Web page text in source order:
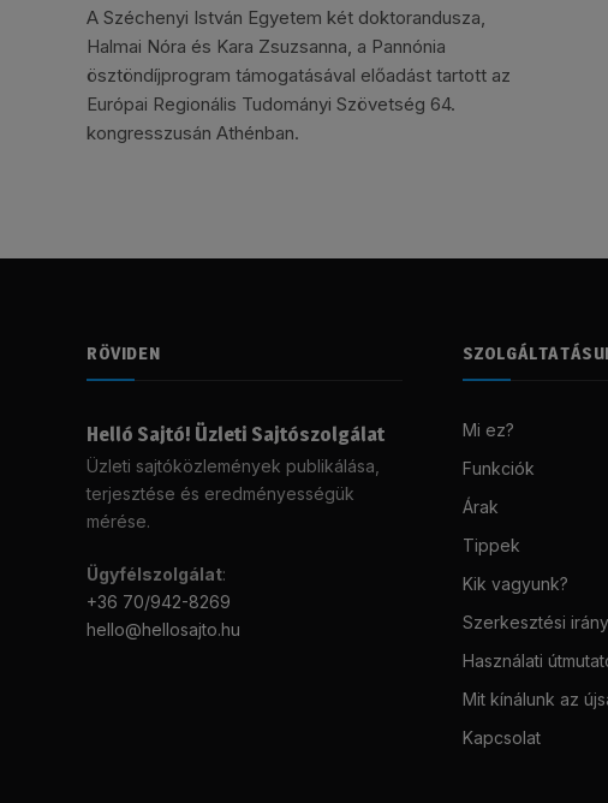
A Széchenyi István Egyetem két doktorandusza,
Halmai Nóra és Kara Zsuzsanna, a Pannónia
ösztöndíjprogram támogatásával előadást tartott az
Európai Regionális Tudományi Szövetség 64.
kongresszusán Athénban.
RÖVIDEN
Helló Sajtó! Üzleti Sajtószolgálat
Üzleti sajtóközlemények publikálása,
terjesztése és eredményességük
mérése.
Ügyfélszolgálat:
+36 70/942-8269
hello@hellosajto.hu
Mi ez?
Funkciók
Árak
Tippek
Kik vagyunk?
Szerkesztési
Használati
Mit kínálunk az
Kapcsolat